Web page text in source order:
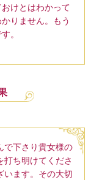
けとはわかって
りません。もう
。
で下さり貴女様の
打ち明けてくださ
います。その大切